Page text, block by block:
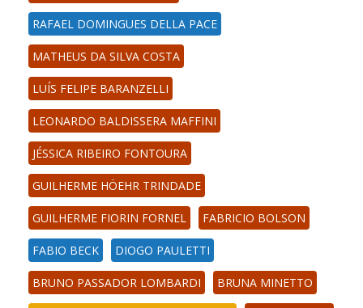
RAFAEL DOMINGUES DELLA PACE
MATHEUS DA SILVA COSTA
LUÍS FELIPE BARANZELLI
LEONARDO BALDISSERA MAFFINI
JÉSSICA RIBEIRO FONTOURA
GUILHERME HÖEHR TRINDADE
GUILHERME FIORIN FORNEL FABRICIO BOLSON
FABIO BECK DIOGO PAULETTI
BRUNO PASSADOR LOMBARDI BRUNA MINETTO